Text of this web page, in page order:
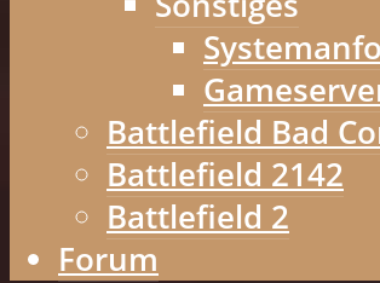
Battlefield Bad
Battlefield 2142
Battlefield 2
Forum